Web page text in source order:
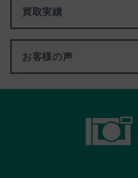
買取実績
お客様の声